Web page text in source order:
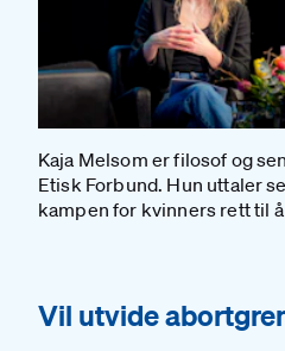
Kaja Melsom er filosof og
Etisk Forbund. Hun uttaler
kampen for kvinners rett til
#
Vil utvide